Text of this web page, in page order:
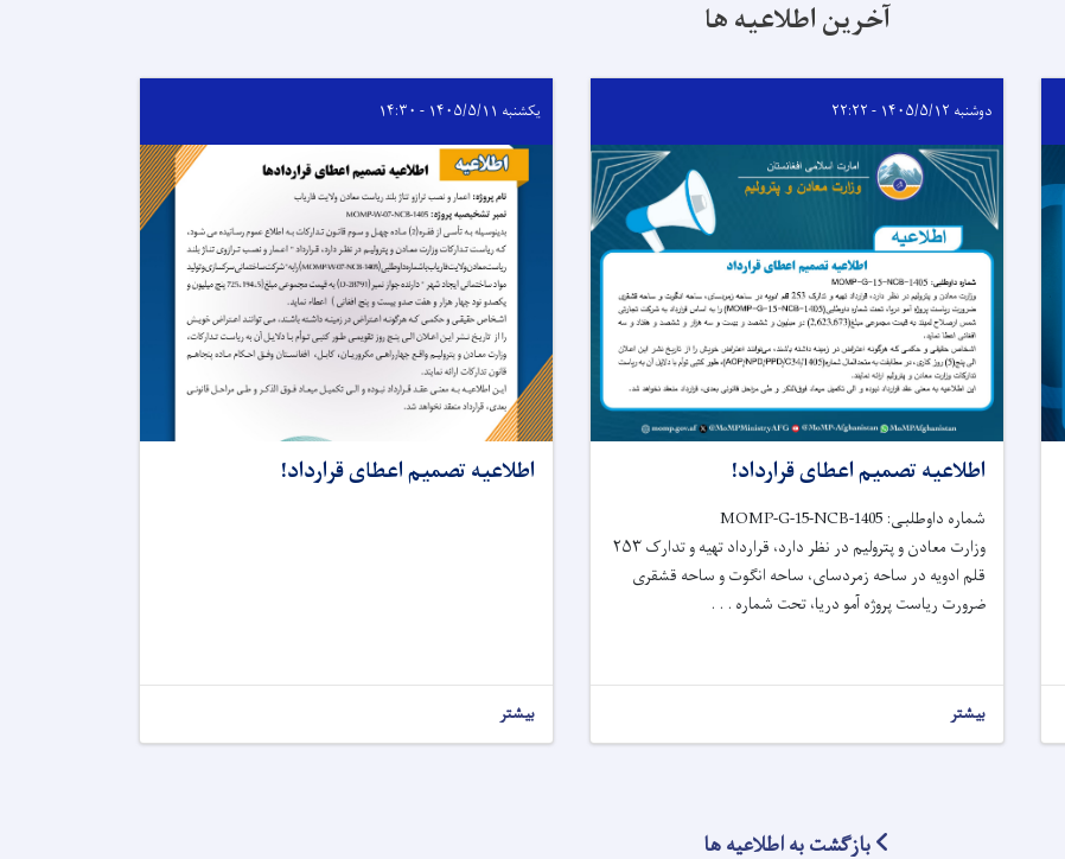
آخرین اطلاعیه ها
دوشنبه ۱۴۰۵/۵/۱۲ - ۲۲:۲۲
اطلاعیه تصمیم اعطای قرارداد!
شماره داوطلبی: MOMP-G-15-NCB-1405
وزارت معادن و پترولیم در نظر دارد، قرارداد تهیه و تدارک ۲۵۳
قلم ادویه در ساحه زمردسای، ساحه انگوت و ساحه قشقری
ضرورت ریاست پروژه آمو دریا، تحت شماره . . .
بیشتر
یکشنبه ۱۴۰۵/۵/۱۱ - ۱۴:۳۰
اطلاعیه تصمیم اعطای قرارداد!
بیشتر
بازگشت به اطلاعیه ها